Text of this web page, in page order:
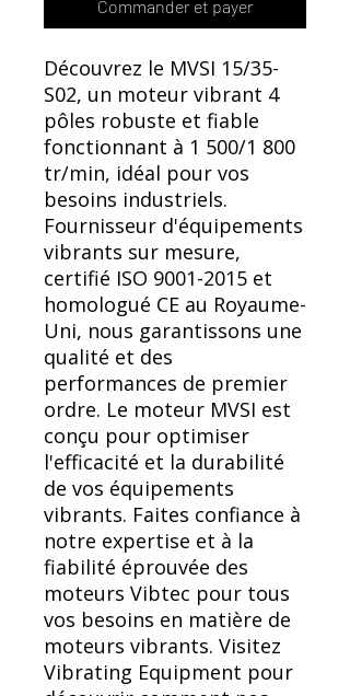
Commander et payer
Découvrez le MVSI 15/35-
S02, un moteur vibrant 4
pôles robuste et fiable
fonctionnant à 1 500/1 800
tr/min, idéal pour vos
besoins industriels.
Fournisseur d'équipements
vibrants sur mesure,
certifié ISO 9001-2015 et
homologué CE au Royaume-
Uni, nous garantissons une
qualité et des
performances de premier
ordre. Le moteur MVSI est
conçu pour optimiser
l'efficacité et la durabilité
de vos équipements
vibrants. Faites confiance à
notre expertise et à la
fiabilité éprouvée des
moteurs Vibtec pour tous
vos besoins en matière de
moteurs vibrants. Visitez
Vibrating Equipment pour